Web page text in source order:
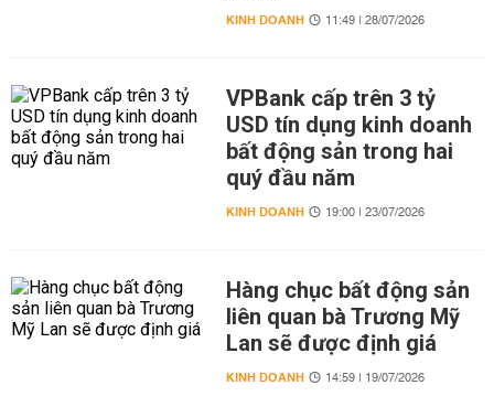
KINH DOANH 11:49 | 28/07/2026
VPBank cấp trên 3 tỷ
USD tín dụng kinh doanh
bất động sản trong hai
quý đầu năm
KINH DOANH 19:00 | 23/07/2026
Hàng chục bất động sản
liên quan bà Trương Mỹ
Lan sẽ được định giá
KINH DOANH 14:59 | 19/07/2026